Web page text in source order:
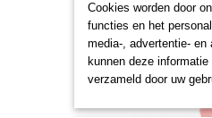
€ 67,50
Cookies worden door
functies en het
media-, advertentie-
kunnen deze
verzameld door uw